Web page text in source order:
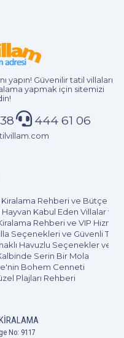
8 Kişi
yapın! Güvenilir tatil villaları
yapmak için sitemizi
444 61 06
Rehberi ve Bütçe
Hayvan Kabul Eden Villalar ve
Rehberi ve VIP
Seçenekleri ve Güvenli
Havuzlu Seçenekler ve
Serin Bir Mola
Bohem Cenneti
Plajları Rehberi
No: 9117